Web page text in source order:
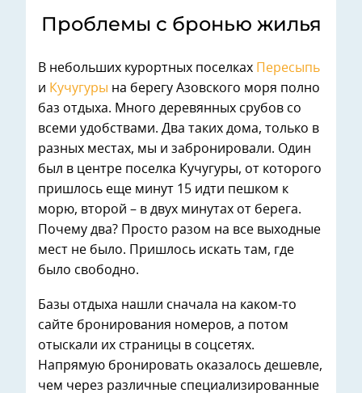
Проблемы с бронью жилья
В небольших курортных поселках
Пересыпь
и Кучугуры на берегу Азовского моря полно
баз отдыха. Много деревянных срубов со
всеми удобствами. Два таких дома, только в
разных местах, мы и забронировали. Один
был в центре поселка Кучугуры, от которого
пришлось еще минут 15 идти пешком к
морю, второй – в двух минутах от берега.
Почему два? Просто разом на все выходные
мест не было. Пришлось искать там, где
было свободно.
Базы отдыха нашли сначала на каком-то
сайте бронирования номеров, а потом
отыскали их страницы в соцсетях.
Напрямую бронировать оказалось дешевле,
чем через различные специализированные